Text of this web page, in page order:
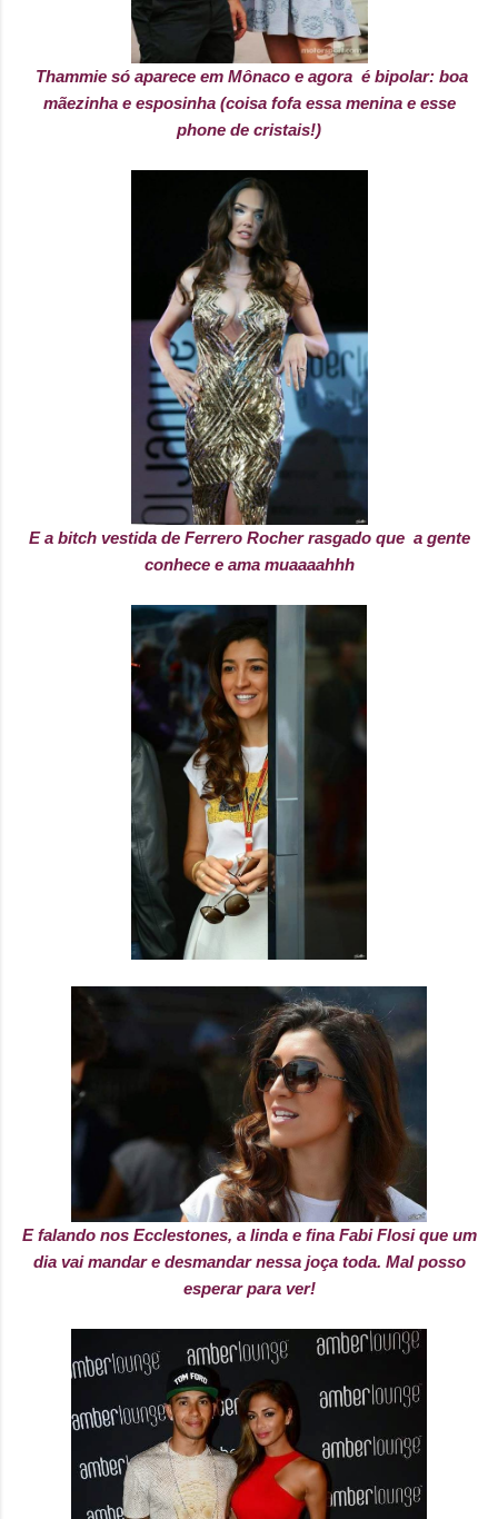
Thammie só aparece em Mônaco e agora é bipolar: boa
mãezinha e esposinha (coisa fofa essa menina e esse
phone de cristais!)
E a bitch vestida de Ferrero Rocher rasgado que a gente
conhece e ama muaaaahhh
E falando nos Ecclestones, a linda e fina Fabi Flosi que um
dia vai mandar e desmandar nessa joça toda. Mal posso
esperar para ver!